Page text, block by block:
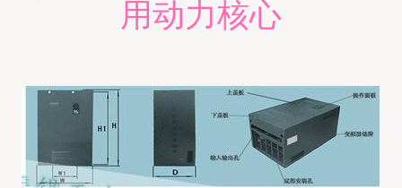
用动力核心